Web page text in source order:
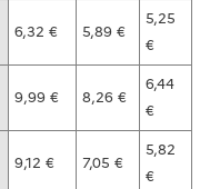
6,32 € 5,89 €
5,25
€
9,99 € 8,26 €
6,44
€
9,12 € 7,05 €
5,82
€